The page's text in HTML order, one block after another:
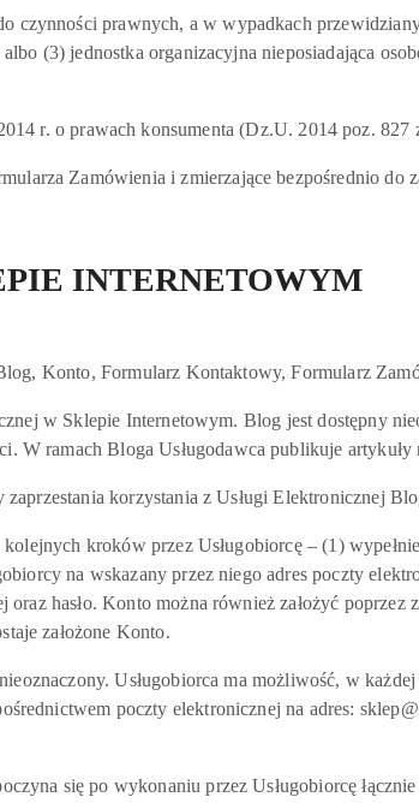
czynności prawnych, a w wypadkach
(3) jednostka organizacyjna nieposiadająca
r. o prawach konsumenta (Dz.U. 2014 poz. 827
Zamówienia i zmierzające bezpośrednio do
INTERNETOWYM
Konto, Formularz Kontaktowy, Formularz
w Sklepie Internetowym. Blog jest dostępny
ramach Bloga Usługodawca publikuje
korzystania z Usługi Elektronicznej
kroków przez Usługobiorcę – (1)
na wskazany przez niego adres poczty
hasło. Konto można również założyć
założone Konto.
Usługobiorca ma możliwość, w
poczty elektronicznej na adres:
się po wykonaniu przez Usługobiorcę